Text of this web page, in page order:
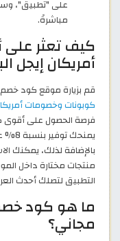
مباشرةً.
كيف تعثر
أمريكان إيجل
قم بزيارة موقع كود
كوبونات وخصومات أمريكان إيجل لعام
فرصة الحصول على أقوى
منتجات مختارة داخل
التطبيق لتصلك أحدث
ما هو كود
مجاني؟